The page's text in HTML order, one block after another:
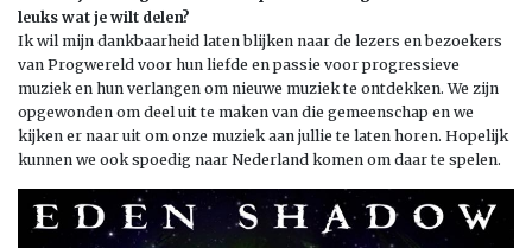
leuks wat je wilt delen?
Ik wil mijn dankbaarheid laten blijken naar de lezers en bezoekers
van Progwereld voor hun liefde en passie voor progressieve
muziek en hun verlangen om nieuwe muziek te ontdekken. We zijn
opgewonden om deel uit te maken van die gemeenschap en we
kijken er naar uit om onze muziek aan jullie te laten horen. Hopelijk
kunnen we ook spoedig naar Nederland komen om daar te spelen.